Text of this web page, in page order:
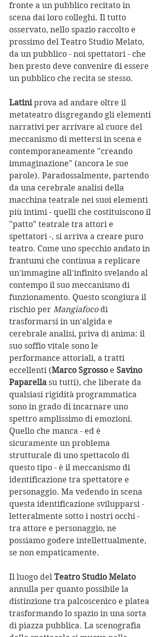
fronte a un pubblico recitato in
scena dai loro colleghi. Il tutto
osservato, nello spazio raccolto e
prossimo del Teatro Studio Melato,
da un pubblico - noi spettatori - che
ben presto deve convenire di essere
un pubblico che recita se stesso.
Latini prova ad andare oltre il
metateatro disgregando gli elementi
narrativi per arrivare al cuore del
meccanismo di mettersi in scena e
contemporaneamente "creando
immaginazione" (ancora le sue
parole). Paradossalmente, partendo
da una cerebrale analisi della
macchina teatrale nei suoi elementi
più intimi - quelli che costituiscono il
"patto" teatrale tra attori e
spettatori -, si arriva a creare puro
teatro. Come uno specchio andato in
frantumi che continua a replicare
un'immagine all'infinito svelando al
contempo il suo meccanismo di
funzionamento. Questo scongiura il
rischio per Mangiafoco di
trasformarsi in un'algida e
cerebrale analisi, priva di anima: il
suo soffio vitale sono le
performance attoriali, a tratti
eccellenti (Marco Sgrosso e Savino
Paparella su tutti), che liberate da
qualsiasi rigidità programmatica
sono in grado di incarnare uno
spettro amplissimo di emozioni.
Quello che manca - ed è
sicuramente un problema
strutturale di uno spettacolo di
questo tipo - è il meccanismo di
identificazione tra spettatore e
personaggio. Ma vedendo in scena
questa identificazione svilupparsi -
letteralmente sotto i nostri occhi -
tra attore e personaggio, ne
possiamo godere intellettualmente,
se non empaticamente.
Il luogo del Teatro Studio Melato
annulla per quanto possibile la
distinzione tra palcoscenico e platea
trasformando lo spazio in una sorta
di piazza pubblica. La scenografia